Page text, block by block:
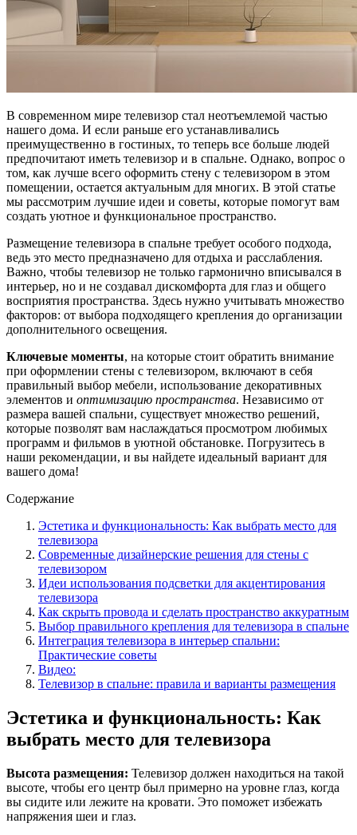
В современном мире телевизор стал неотъемлемой частью
нашего дома. И если раньше его устанавливались
преимущественно в гостиных, то теперь все больше людей
предпочитают иметь телевизор и в спальне. Однако, вопрос о
том, как лучше всего оформить стену с телевизором в этом
помещении, остается актуальным для многих. В этой статье
мы рассмотрим лучшие идеи и советы, которые помогут вам
создать уютное и функциональное пространство.
Размещение телевизора в спальне требует особого подхода,
ведь это место предназначено для отдыха и расслабления.
Важно, чтобы телевизор не только гармонично вписывался в
интерьер, но и не создавал дискомфорта для глаз и общего
восприятия пространства. Здесь нужно учитывать множество
факторов: от выбора подходящего крепления до организации
дополнительного освещения.
Ключевые моменты, на которые стоит обратить внимание
при оформлении стены с телевизором, включают в себя
правильный выбор мебели, использование декоративных
элементов и оптимизацию пространства. Независимо от
размера вашей спальни, существует множество решений,
которые позволят вам наслаждаться просмотром любимых
программ и фильмов в уютной обстановке. Погрузитесь в
наши рекомендации, и вы найдете идеальный вариант для
вашего дома!
Содержание
Эстетика и функциональность: Как выбрать место для
телевизора
Современные дизайнерские решения для стены с
телевизором
Идеи использования подсветки для акцентирования
телевизора
Как скрыть провода и сделать пространство аккуратным
Выбор правильного крепления для телевизора в спальне
Интеграция телевизора в интерьер спальни:
Практические советы
Видео:
Телевизор в спальне: правила и варианты размещения
Эстетика и функциональность: Как
выбрать место для телевизора
Высота размещения: Телевизор должен находиться на такой
высоте, чтобы его центр был примерно на уровне глаз, когда
вы сидите или лежите на кровати. Это поможет избежать
напряжения шеи и глаз.